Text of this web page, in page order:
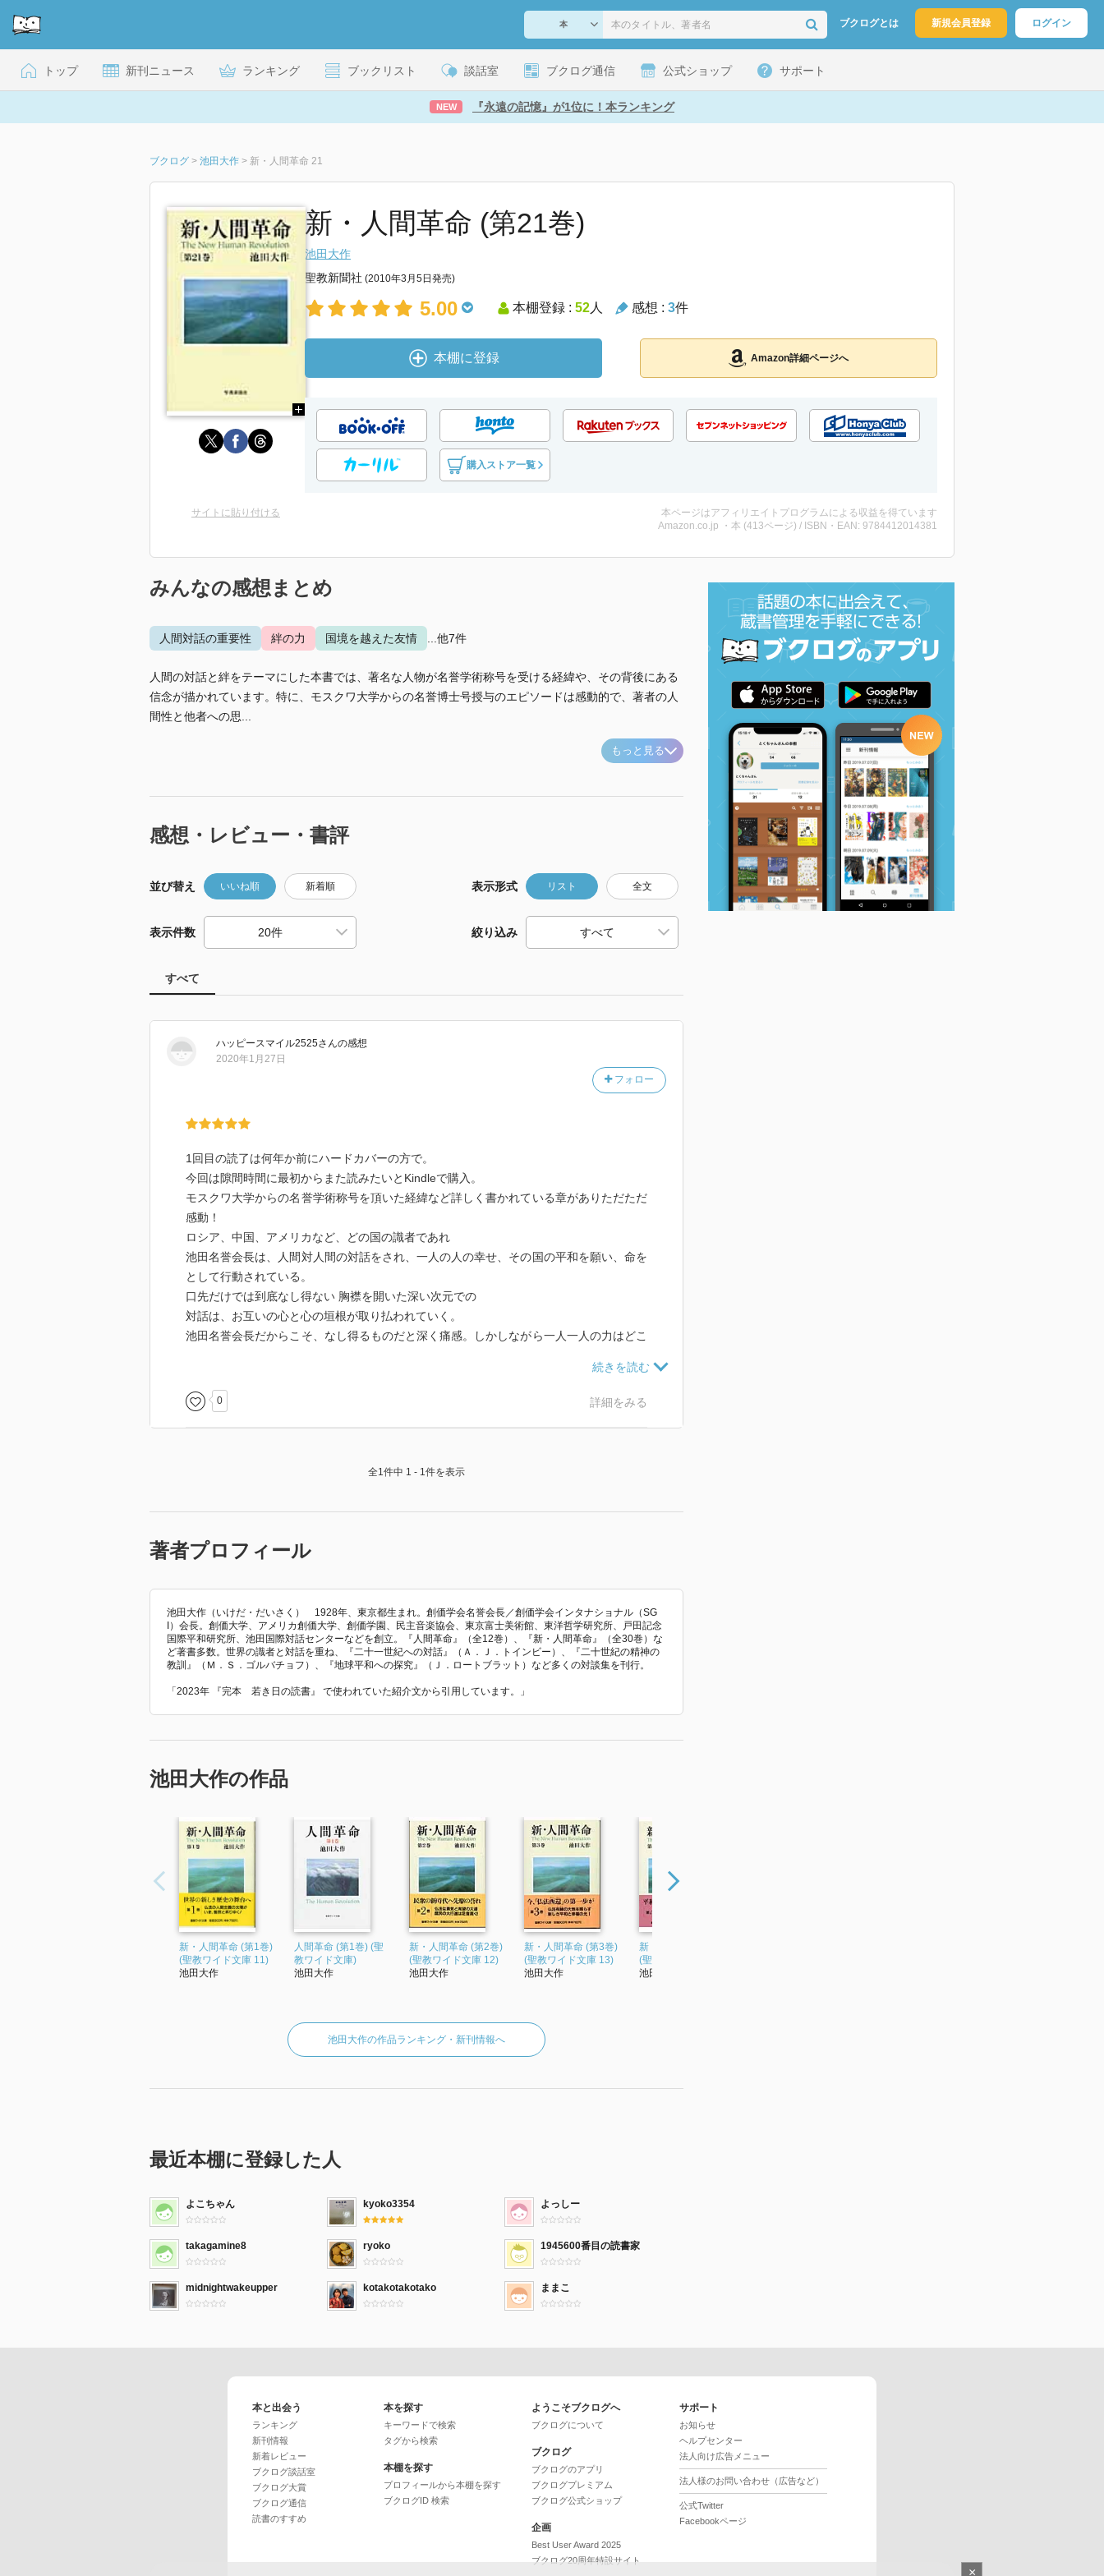
ブクログとは 新規会員登録 ログイン
トップ 新刊ニュース ランキング ブックリスト 談話室 ブクログ通信 公式ショップ サポート
NEW 『永遠の記憶』が1位に！本ランキング
ブクログ > 池田大作 > 新・人間革命 21
新・人間革命 (第21巻)
池田大作
聖教新聞社 (2010年3月5日発売)
5.00 本棚登録 : 52人 感想 : 3件
本棚に登録 Amazon詳細ページへ
購入ストア一覧
サイトに貼り付ける
本ページはアフィリエイトプログラムによる収益を得ています
Amazon.co.jp ・本 (413ページ) / ISBN・EAN: 9784412014381
みんなの感想まとめ
人間対話の重要性 絆の力 国境を越えた友情 ...他7件
人間の対話と絆をテーマにした本書では、著名な人物が名誉学術称号を受ける経緯や、その背後にある
信念が描かれています。特に、モスクワ大学からの名誉博士号授与のエピソードは感動的で、著者の人
間性と他者への思...
もっと見る
感想・レビュー・書評
並び替え いいね順 新着順 表示形式 リスト 全文
表示件数 絞り込み
すべて
ハッピースマイル2525さんの感想
フォロー
2020年1月27日
1回目の読了は何年か前にハードカバーの方で。
今回は隙間時間に最初からまた読みたいとKindleで購入。
モスクワ大学からの名誉学術称号を頂いた経緯など詳しく書かれている章がありただただ
感動！
ロシア、中国、アメリカなど、どの国の識者であれ
池田名誉会長は、人間対人間の対話をされ、一人の人の幸せ、その国の平和を願い、命を
として行動されている。
口先だけでは到底なし得ない 胸襟を開いた深い次元での
対話は、お互いの心と心の垣根が取り払われていく。
池田名誉会長だからこそ、なし得るものだと深く痛感。しかしながら一人一人の力はどこ
続き、平和を願う祈りと行動で、今いる場所から勇気の対話を繰り広げていきたい。
0 詳細をみる
全1件中 1 - 1件を表示
著者プロフィール
池田大作（いけだ・だいさく） 1928年、東京都生まれ。創価学会名誉会長／創価学会インタナショナル（SG
I）会長。創価大学、アメリカ創価大学、創価学園、民主音楽協会、東京富士美術館、東洋哲学研究所、戸田記念
国際平和研究所、池田国際対話センターなどを創立。『人間革命』（全12巻）、『新・人間革命』（全30巻）な
ど著書多数。世界の識者と対話を重ね、『二十一世紀への対話』（Ａ．Ｊ．トインビー）、『二十世紀の精神の
教訓』（Ｍ．Ｓ．ゴルバチョフ）、『地球平和への探究』（Ｊ．ロートブラット）など多くの対談集を刊行。
「2023年 『完本 若き日の読書』 で使われていた紹介文から引用しています。」
池田大作の作品
新・人間革命 (第1巻)
(聖教ワイド文庫 11)
池田大作
人間革命 (第1巻) (聖
教ワイド文庫)
池田大作
新・人間革命 (第2巻)
(聖教ワイド文庫 12)
池田大作
新・人間革命 (第3巻)
(聖教ワイド文庫 13)
池田大作
新・人間革命 (第4巻)
(聖教ワイド文庫 14)
池田大作
池田大作の作品ランキング・新刊情報へ
最近本棚に登録した人
よこちゃん kyoko3354 よっしー
takagamine8 ryoko 1945600番目の読書家
midnightwakeupper kotakotakotako ままこ
本と出会う
ランキング
新刊情報
新着レビュー
ブクログ談話室
ブクログ大賞
ブクログ通信
読書のすすめ
本を探す
キーワードで検索
タグから検索
本棚を探す
プロフィールから本棚を探す
ブクログID 検索
ようこそブクログへ
ブクログについて
ブクログ
ブクログのアプリ
ブクログプレミアム
ブクログ公式ショップ
企画
Best User Award 2025
ブクログ20周年特設サイト
サポート
お知らせ
ヘルプセンター
法人向け広告メニュー
法人様のお問い合わせ（広告など）
公式Twitter
Facebookページ
×